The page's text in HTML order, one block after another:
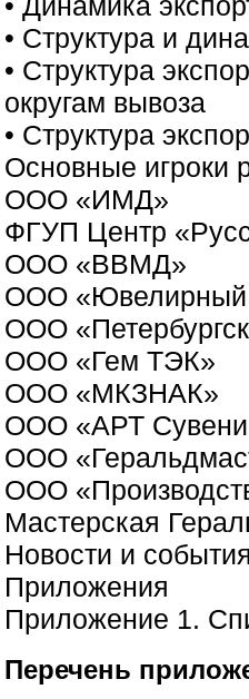
• Динамика
• Структура и
• Структура
округам вывоза
• Структура
Основные игроки
ООО «ИМД»
ФГУП Центр
ООО «ВВМД»
ООО «Ювелирный
ООО
ООО «Гем ТЭК»
ООО «МКЗНАК»
ООО «АРТ
ООО
ООО
Мастерская
Новости и
Приложения
Приложение 1.
Перечень